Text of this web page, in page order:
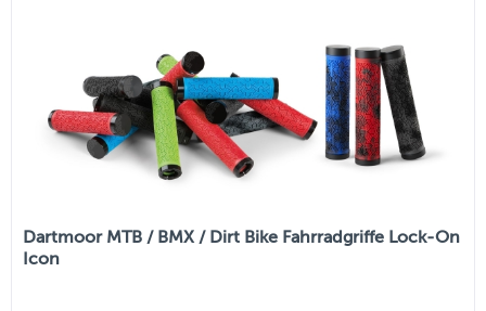
Dartmoor MTB / BMX / Dirt Bike Fahrradgriffe Lock-On
Icon